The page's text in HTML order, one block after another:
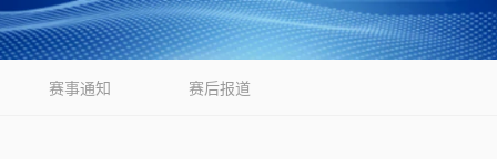
赛事通知 赛后报道